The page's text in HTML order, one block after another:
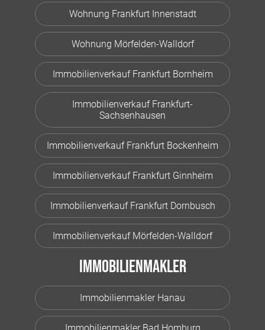
Wohnung Frankfurt Innenstadt
Wohnung Mörfelden-Walldorf
Immobilienverkauf Frankfurt Bornheim
Immobilienverkauf Frankfurt-
Sachsenhausen
Immobilienverkauf Frankfurt Bockenheim
Immobilienverkauf Frankfurt Ginnheim
Immobilienverkauf Frankfurt Dornbusch
Immobilienverkauf Mörfelden-Walldorf
Immobilienmakler
Immobilienmakler Hanau